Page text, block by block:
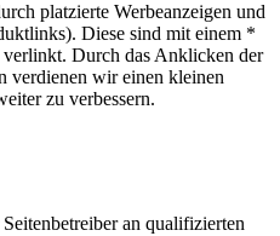
platzierte Werbeanzeigen und
Diese sind mit einem *
Durch das Anklicken der
verdienen wir einen kleinen
zu verbessern.
an qualifizierten